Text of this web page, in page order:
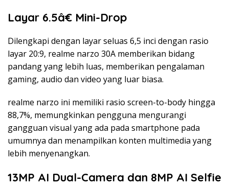
Layar 6.5â€ Mini-Drop
Dilengkapi dengan layar seluas 6,5 inci dengan rasio
layar 20:9, realme narzo 30A memberikan bidang
pandang yang lebih luas, memberikan pengalaman
gaming, audio dan video yang luar biasa.
realme narzo ini memiliki rasio screen-to-body hingga
88,7%, memungkinkan pengguna mengurangi
gangguan visual yang ada pada smartphone pada
umumnya dan menampilkan konten multimedia yang
lebih menyenangkan.
13MP AI Dual-Camera dan 8MP AI Selfie